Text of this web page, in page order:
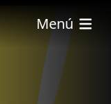
Menú